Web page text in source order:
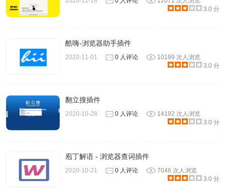
3.0 分
酷嗨-浏览器助手插件
2020-11-01 0 人评论
10199 次人浏览
3.0 分
翻立搜插件
2020-10-28 0 人评论
14192 次人浏览
3.0 分
庖丁解语 - 浏览器查词插件
2020-10-21 0 人评论
7046 次人浏览
3.0 分